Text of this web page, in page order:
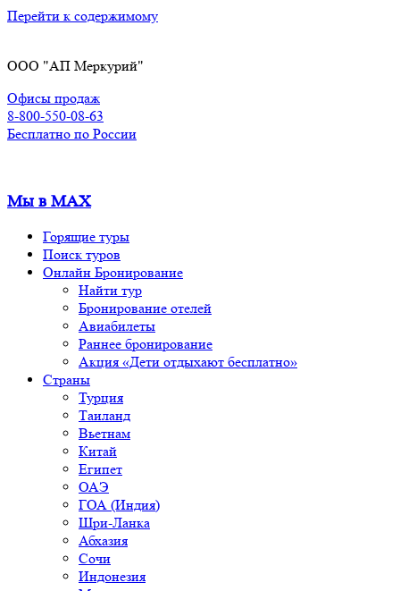
Перейти к содержимому
ООО "АП Меркурий"
Офисы продаж
8-800-550-08-63
Бесплатно по России
Мы в MAX
Горящие туры
Поиск туров
Онлайн Бронирование
Найти тур
Бронирование отелей
Авиабилеты
Раннее бронирование
Акция «Дети отдыхают бесплатно»
Страны
Турция
Таиланд
Вьетнам
Китай
Египет
ОАЭ
ГОА (Индия)
Шри-Ланка
Абхазия
Сочи
Индонезия